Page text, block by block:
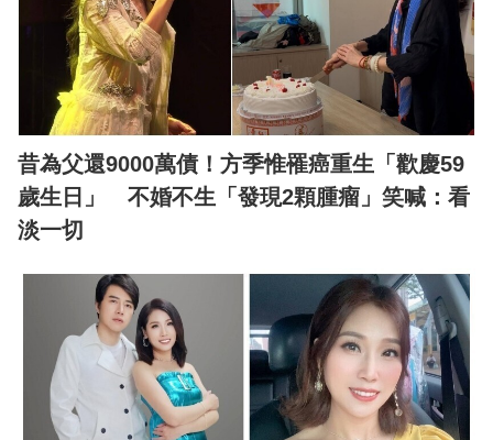
昔為父還9000萬債！方季惟罹癌重生「歡慶59
歲生日」 不婚不生「發現2顆腫瘤」笑喊：看
淡一切